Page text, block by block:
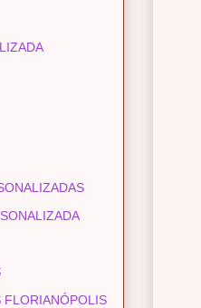
FLORIANÓPOLIS